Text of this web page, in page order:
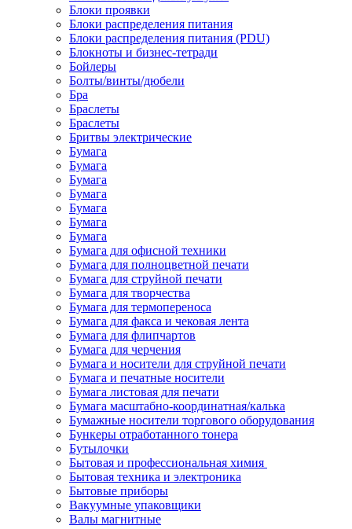
Блоки проявки
Блоки распределения питания
Блоки распределения питания (PDU)
Блокноты и бизнес-тетради
Бойлеры
Болты/винты/дюбели
Бра
Браслеты
Браслеты
Бритвы электрические
Бумага
Бумага
Бумага
Бумага
Бумага
Бумага
Бумага
Бумага для офисной техники
Бумага для полноцветной печати
Бумага для струйной печати
Бумага для творчества
Бумага для термопереноса
Бумага для факса и чековая лента
Бумага для флипчартов
Бумага для черчения
Бумага и носители для струйной печати
Бумага и печатные носители
Бумага листовая для печати
Бумага масштабно-координатная/калька
Бумажные носители торгового оборудования
Бункеры отработанного тонера
Бутылочки
Бытовая и профессиональная химия
Бытовая техника и электроника
Бытовые приборы
Вакуумные упаковщики
Валы магнитные